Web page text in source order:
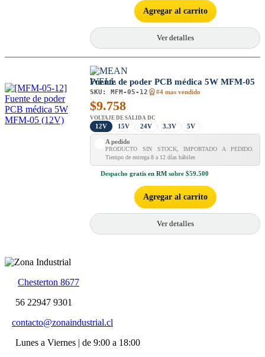
Agregar al carrito
Ver detalles
Fuente de poder PCB médica 5W MFM-05
SKU: MFM-05-12 #4 mas vendido
$9.758
VOLTAJE DE SALIDA DC
12V 15V 24V 3.3V 5V
A pedido
PRODUCTO SIN STOCK, IMPORTADO A PEDIDO.
Tiempo de entrega 8 a 12 días hábiles
Despacho gratis en RM sobre $59.500
Agregar al carrito
Ver detalles
Chesterton 8677
56 22947 9301
contacto@zonaindustrial.cl
Lunes a Viernes | de 9:00 a 18:00